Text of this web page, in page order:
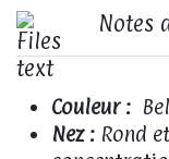
Notes
Couleur :
Nez : Rond